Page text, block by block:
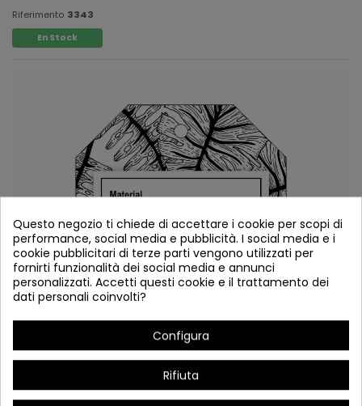
Riferimento 3343
En Stock
Questo negozio ti chiede di accettare i cookie per scopi di
performance, social media e pubblicità. I social media e i
cookie pubblicitari di terze parti vengono utilizzati per
fornirti funzionalità dei social media e annunci
personalizzati. Accetti questi cookie e il trattamento dei
dati personali coinvolti?
Configura
Rifiuta